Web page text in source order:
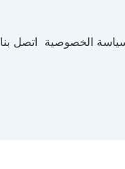
الخصوصية اتصل بنا